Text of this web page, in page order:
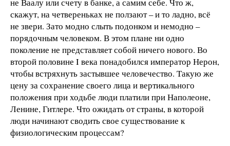
скажут, на четвереньках не ползают – и то ладно, всё
не звери. Зато модно слыть подонком и немодно –
порядочным человеком. В этом плане ни одно
поколение не представляет собой ничего нового. Во
второй половине I века понадобился император Нерон,
чтобы встряхнуть застывшее человечество. Такую же
цену за сохранение своего лица и вертикального
положения при ходьбе люди платили при Наполеоне,
Ленине, Гитлере. Что ожидать от страны, в которой
люди начинают сводить свое существование к
физиологическим процессам?